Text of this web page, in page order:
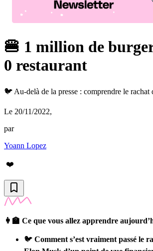
🍔 1 million de
0 restaurant
🐦 Au-delà de la presse : comprendre le rachat
Le 20/11/2022,
par
Yoann Lopez
❤️
👩‍🏫 Ce que vous allez apprendre
🐦 Comment s’est vraiment passé le